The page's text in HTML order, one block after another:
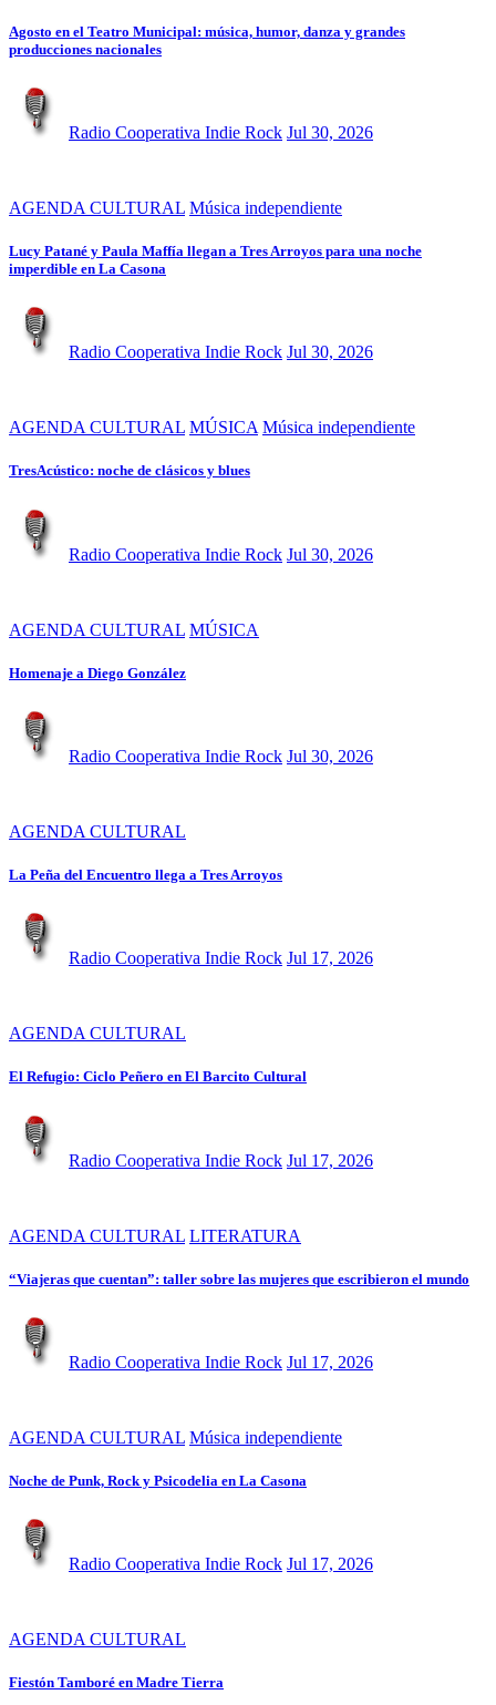
Agosto en el Teatro Municipal: música, humor, danza y grandes
producciones nacionales
Radio Cooperativa Indie Rock Jul 30, 2026
AGENDA CULTURAL Música independiente
Lucy Patané y Paula Maffía llegan a Tres Arroyos para una noche
imperdible en La Casona
Radio Cooperativa Indie Rock Jul 30, 2026
AGENDA CULTURAL MÚSICA Música independiente
TresAcústico: noche de clásicos y blues
Radio Cooperativa Indie Rock Jul 30, 2026
AGENDA CULTURAL MÚSICA
Homenaje a Diego González
Radio Cooperativa Indie Rock Jul 30, 2026
AGENDA CULTURAL
La Peña del Encuentro llega a Tres Arroyos
Radio Cooperativa Indie Rock Jul 17, 2026
AGENDA CULTURAL
El Refugio: Ciclo Peñero en El Barcito Cultural
Radio Cooperativa Indie Rock Jul 17, 2026
AGENDA CULTURAL LITERATURA
“Viajeras que cuentan”: taller sobre las mujeres que escribieron el mundo
Radio Cooperativa Indie Rock Jul 17, 2026
AGENDA CULTURAL Música independiente
Noche de Punk, Rock y Psicodelia en La Casona
Radio Cooperativa Indie Rock Jul 17, 2026
AGENDA CULTURAL
Fiestón Tamboré en Madre Tierra